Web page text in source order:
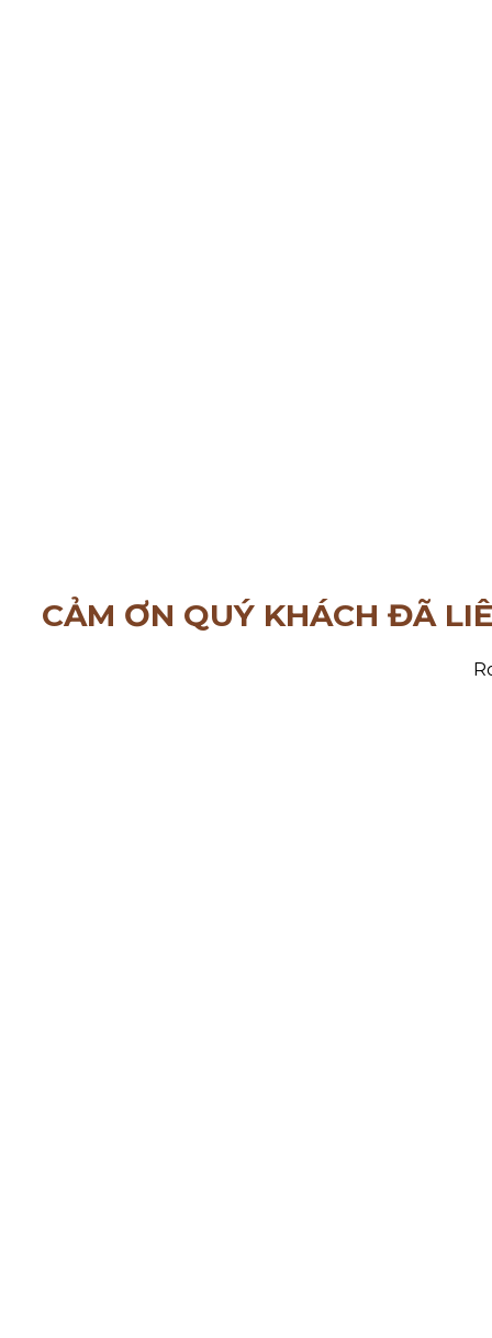
CẢM ƠN QUÝ KHÁCH ĐÃ